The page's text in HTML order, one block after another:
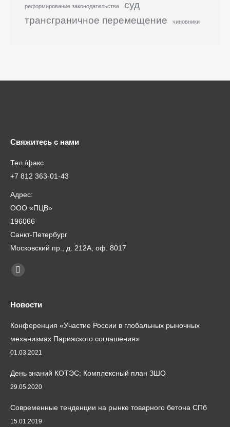
реформирование законодательства
суд
трансграничное перемещение
чиновники
Свяжитесь с нами
Тел./факс:
+7 812 363-01-43
Адрес:
ООО «ПЦВ»
196066
Санкт-Петербург
Московский пр., д. 212А, оф. 8017
Найдите нас:
Почта
opens
new
window
Новости
Конференция «Участие России в глобальных рыночных
механизмах Парижского соглашения»
01.03.2021
День знаний КОТЭС: Комплексный план ЗШО
29.05.2020
Современные тенденции на рынке товарного бетона СПб
15.01.2019